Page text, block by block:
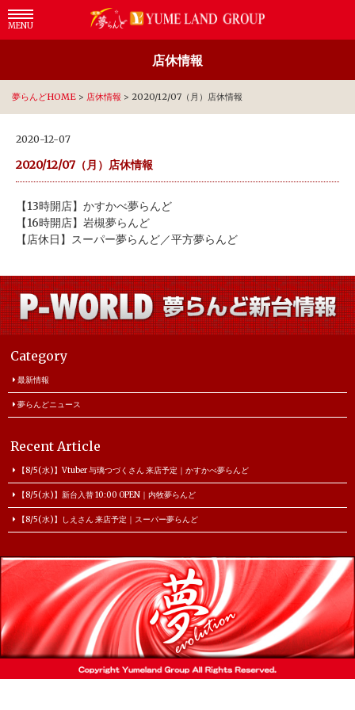
MENU
店休情報
夢らんどHOME > 店休情報 > 2020/12/07（月）店休情報
2020-12-07
2020/12/07（月）店休情報
【13時開店】かすかべ夢らんど
【16時開店】岩槻夢らんど
【店休日】スーパー夢らんど／平方夢らんど
Category
最新情報
夢らんどニュース
Recent Article
【8/5(水)】Vtuber 与璃つづくさん 来店予定｜かすかべ夢らんど
【8/5(水)】新台入替 10:00 OPEN｜内牧夢らんど
【8/5(水)】しえさん 来店予定｜スーパー夢らんど